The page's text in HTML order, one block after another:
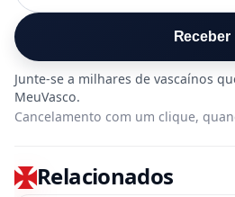
Receber
Cancelamento com um clique,
Relacionados